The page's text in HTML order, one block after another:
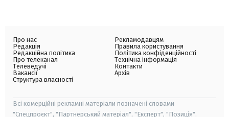
Про нас
Редакція
Редакційна політика
Про телеканал
Телеведучі
Вакансії
Структура власності
Рекламодавцям
Правила користування
Політика конфіденційності
Технічна інформація
Контакти
Архів
Всі комерційні рекламні матеріали позначені словами
"Спецпроєкт", "Партнерський матеріал", "Експерт", "Позиція".